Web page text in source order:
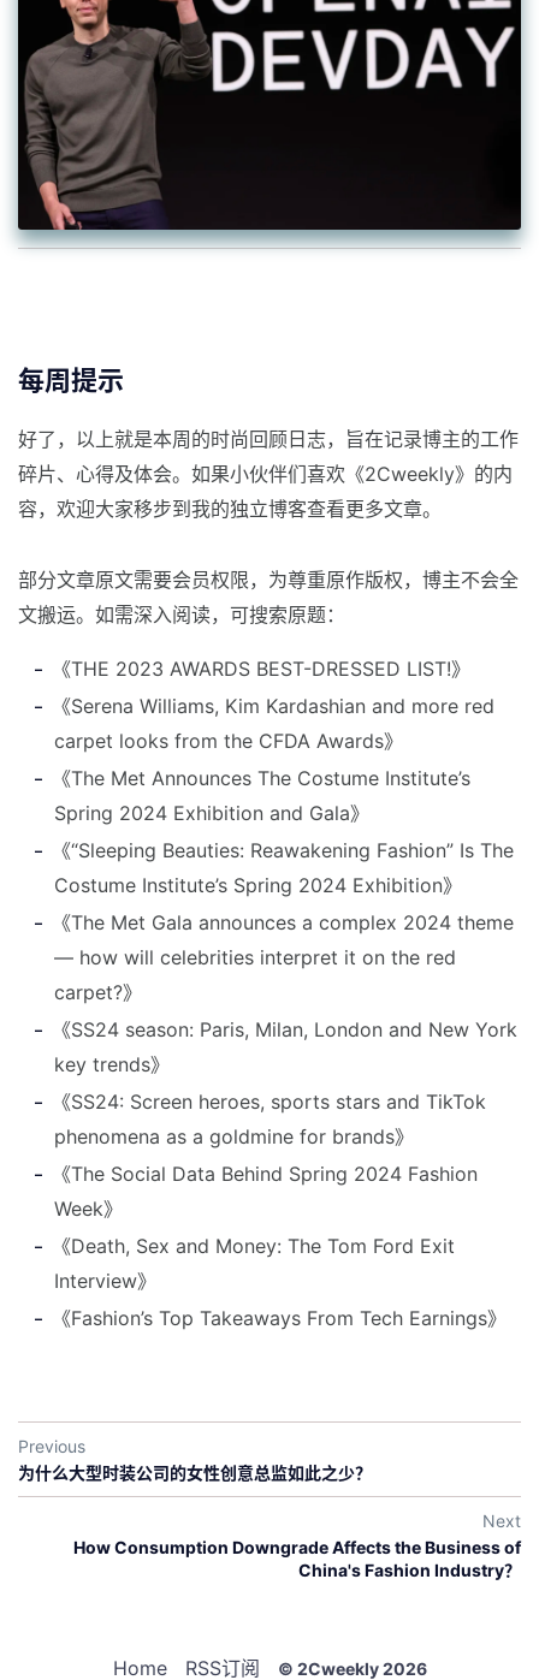
每周提示
好了，以上就是本周的时尚回顾日志，旨在记录博主的工作
碎片、心得及体会。如果小伙伴们喜欢《2Cweekly》的内
容，欢迎大家移步到我的独立博客查看更多文章。
部分文章原文需要会员权限，为尊重原作版权，博主不会全
文搬运。如需深入阅读，可搜索原题：
《THE 2023 AWARDS BEST-DRESSED LIST!》
《Serena Williams, Kim Kardashian and more red
carpet looks from the CFDA Awards》
《The Met Announces The Costume Institute’s
Spring 2024 Exhibition and Gala》
《“Sleeping Beauties: Reawakening Fashion” Is The
Costume Institute’s Spring 2024 Exhibition》
《The Met Gala announces a complex 2024 theme
— how will celebrities interpret it on the red
carpet?》
《SS24 season: Paris, Milan, London and New York
key trends》
《SS24: Screen heroes, sports stars and TikTok
phenomena as a goldmine for brands》
《The Social Data Behind Spring 2024 Fashion
Week》
《Death, Sex and Money: The Tom Ford Exit
Interview》
《Fashion’s Top Takeaways From Tech Earnings》
Previous
为什么大型时装公司的女性创意总监如此之少？
Next
How Consumption Downgrade Affects the Business of
China's Fashion Industry？
Home RSS订阅 © 2Cweekly 2026